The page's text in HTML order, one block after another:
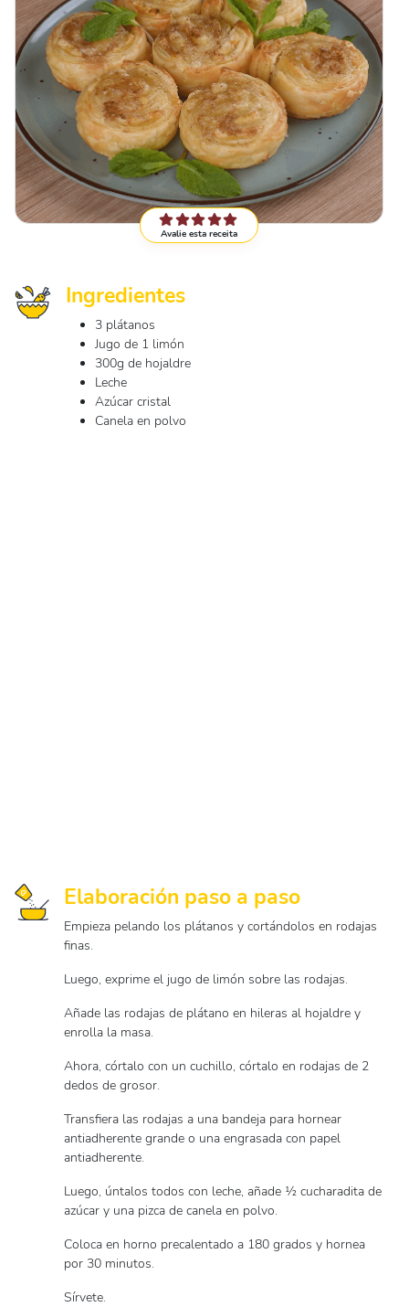
Avalie esta receita
Ingredientes
3 plátanos
Jugo de 1 limón
300g de hojaldre
Leche
Azúcar cristal
Canela en polvo
Elaboración paso a paso
Empieza pelando los plátanos y cortándolos en rodajas
finas.
Luego, exprime el jugo de limón sobre las rodajas.
Añade las rodajas de plátano en hileras al hojaldre y
enrolla la masa.
Ahora, córtalo con un cuchillo, córtalo en rodajas de 2
dedos de grosor.
Transfiera las rodajas a una bandeja para hornear
antiadherente grande o una engrasada con papel
antiadherente.
Luego, úntalos todos con leche, añade ½ cucharadita de
azúcar y una pizca de canela en polvo.
Coloca en horno precalentado a 180 grados y hornea
por 30 minutos.
Sírvete.